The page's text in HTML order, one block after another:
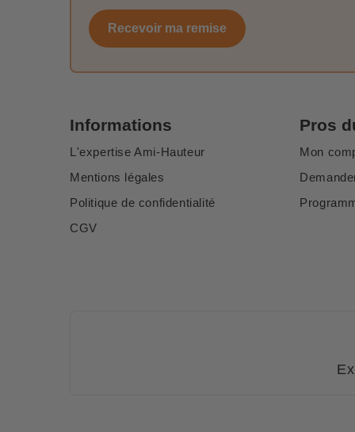
Recevoir ma remise
Informations
L'expertise Ami-Hauteur
Mentions légales
Politique de confidentialité
CGV
Pros
Mon